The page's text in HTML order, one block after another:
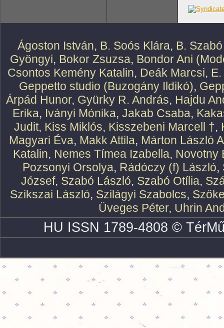
Ágoston István, B. Soós Klára, B.
Gyöngyi, Bokor Zsuzsa, Bondor Ani
Csontos Kemény Katalin, Deák Marcsi,
Geppetto studio (Buzogány Ildikó),
Árpád Hunor, Gyürky R. András, Hajdu
Erika, Iványi Mónika, Jakab Csaba,
Judit, Kiss Miklós, Kisszebeni Marcell †,
Magyari Éva, Makk Attila, Márton László
Katalin, Nemes Tímea Izabella, Novotny
Pozsonyi Orsolya, Rádóczy (f) László,
József, Szabó László, Szabó Otília,
Szikszai László, Szilágyi Szabolcs,
Üveges Péter, Uhrin
HU ISSN 1789-4808 ©